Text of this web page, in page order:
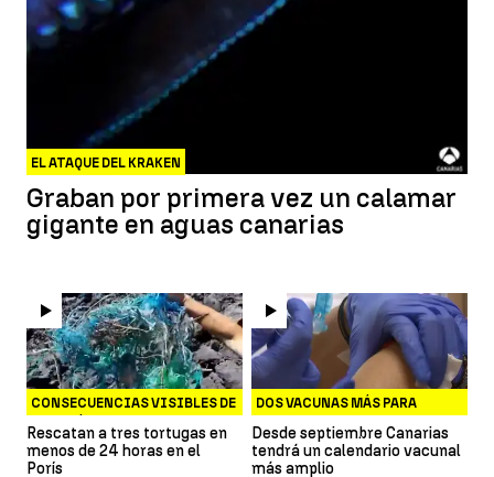
EL ATAQUE DEL KRAKEN
Graban por primera vez un calamar
gigante en aguas canarias
CONSECUENCIAS VISIBLES DE
LOS PLÁSTICOS
Rescatan a tres tortugas en
menos de 24 horas en el
Porís
DOS VACUNAS MÁS PARA
MENINGITIS
Desde septiembre Canarias
tendrá un calendario vacunal
más amplio